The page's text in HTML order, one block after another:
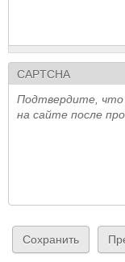
CAPTCHA
Подтвердите, что
на сайте после